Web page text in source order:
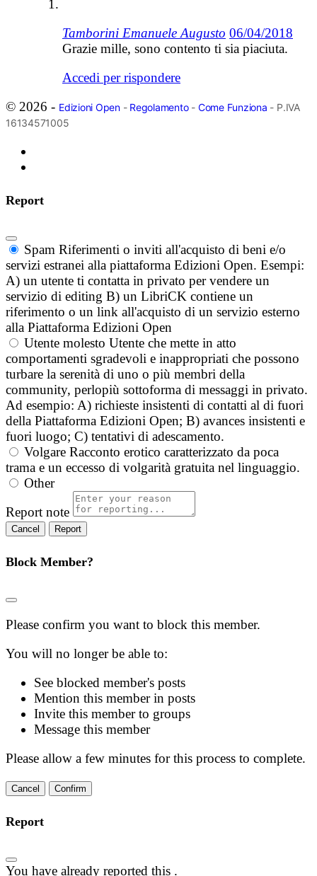
Tamborini Emanuele Augusto 06/04/2018
Grazie mille, sono contento ti sia piaciuta.
Accedi per rispondere
© 2026 - Edizioni Open- Regolamento- Come Funziona - P.IVA
16134571005
Report
Spam Riferimenti o inviti all'acquisto di beni e/o
servizi estranei alla piattaforma Edizioni Open. Esempi:
A) un utente ti contatta in privato per vendere un
servizio di editing B) un LibriCK contiene un
riferimento o un link all'acquisto di un servizio esterno
alla Piattaforma Edizioni Open
Utente molesto Utente che mette in atto
comportamenti sgradevoli e inappropriati che possono
turbare la serenità di uno o più membri della
community, perlopiù sottoforma di messaggi in privato.
Ad esempio: A) richieste insistenti di contatti al di fuori
della Piattaforma Edizioni Open; B) avances insistenti e
fuori luogo; C) tentativi di adescamento.
Volgare Racconto erotico caratterizzato da poca
trama e un eccesso di volgarità gratuita nel linguaggio.
Other
Report note
Report
Block Member?
Please confirm you want to block this member.
You will no longer be able to:
See blocked member's posts
Mention this member in posts
Invite this member to groups
Message this member
Please allow a few minutes for this process to complete.
Confirm
Report
You have already reported this .